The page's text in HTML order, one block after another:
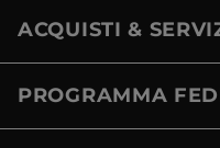
ACQUISTI &
PROGRAMMA